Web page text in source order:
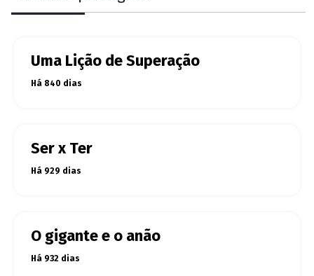
Uma Lição de Superação
Há 840 dias
Ser x Ter
Há 929 dias
O gigante e o anão
Há 932 dias